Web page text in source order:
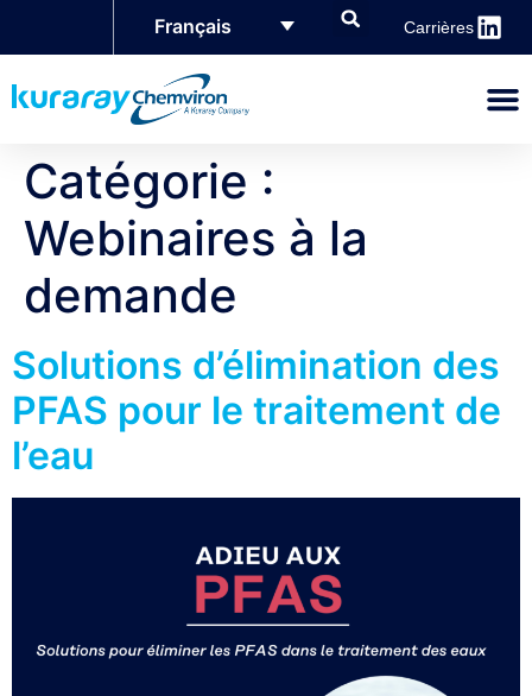
Carrières
Français
Catégorie :
Webinaires à la
demande
Solutions d’élimination des
PFAS pour le traitement de
l’eau